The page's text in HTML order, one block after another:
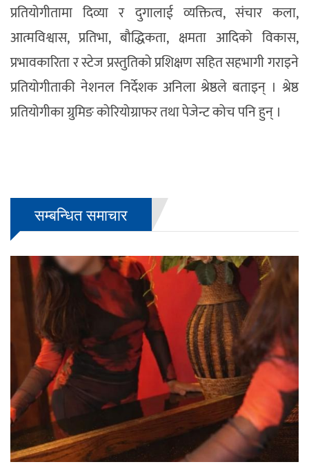
प्रतियोगीतामा दिव्या र दुगालाई व्यक्तित्व, संचार कला,
आत्मविश्वास, प्रतिभा, बौद्धिकता, क्षमता आदिको विकास,
प्रभावकारिता र स्टेज प्रस्तुतिको प्रशिक्षण सहित सहभागी गराइने
प्रतियोगीताकी नेशनल निर्देशक अनिला श्रेष्ठले बताइन् । श्रेष्ठ
प्रतियोगीका ग्रुमिङ कोरियोग्राफर तथा पेजेन्ट कोच पनि हुन् ।
सम्बन्धित समाचार